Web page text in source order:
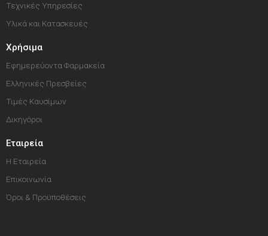
Τεχνικές Υπηρεσίες
Υλικά και Κατασκευές
Χρήσιμα
Εφημερεύοντα Φαρμακεία
Ελληνικές Πρεσβείες
Τιμές Καυσίμων
Δικηγόροι
Εταιρεία
Η Εταιρεία
Επικοινωνία
Όροι & Προϋποθέσεις